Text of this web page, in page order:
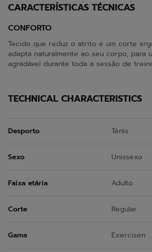
CARACTERÍSTICAS TÉCNICAS
CONFORTO
Tecido que reduz o atrito e um corte
adapta naturalmente ao seu corpo, para
agradável durante toda a sessão de
TECHNICAL CHARACTERISTICS
Desporto Ténis
Sexo Unissexo
Faixa etária Adulto
Corte Regular
Gama
Exercisen